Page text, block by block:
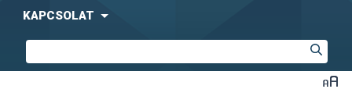
KAPCSOLAT